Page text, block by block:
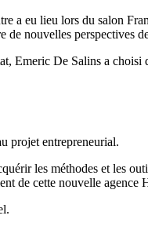
a eu lieu lors du salon
nouvelles perspectives
Emeric De Salins a choisi
projet entrepreneurial.
les méthodes et les
de cette nouvelle